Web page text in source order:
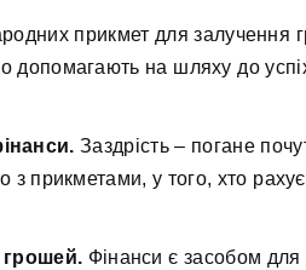
прикмет для залучення
допомагають на шляху до
Заздрість – погане
з прикметами, у того, хто
грошей. Фінанси є засобом